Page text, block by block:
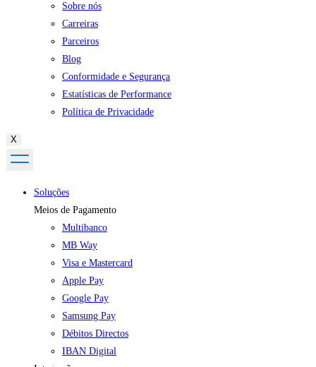
Sobre nós
Carreiras
Parceiros
Blog
Conformidade e Segurança
Estatísticas de Performance
Política de Privacidade
X
Soluções
Meios de Pagamento
Multibanco
MB Way
Visa e Mastercard
Apple Pay
Google Pay
Samsung Pay
Débitos Directos
IBAN Digital